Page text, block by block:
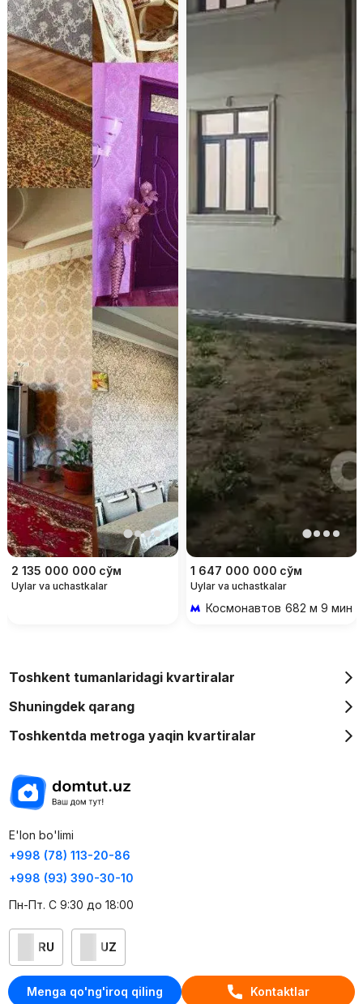
Menga qo'ng'iroq qiling Kontaktlar
2 135 000 000 сўм
Uylar va uchastkalar
1 647 000 000 сўм
Uylar va uchastkalar
Космонавтов 682 м 9 мин
Toshkent tumanlaridagi kvartiralar
Shuningdek qarang
Toshkentda metroga yaqin kvartiralar
E'lon bo'limi
+998 (78) 113-20-86
+998 (93) 390-30-10
Пн-Пт. С 9:30 до 18:00
RU UZ
Kontaktlar